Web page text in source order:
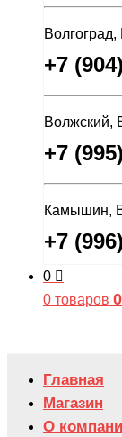
+7
Волжский,
+7
Камышин,
+7
0
0 товаров 0
Главная
Магазин
О